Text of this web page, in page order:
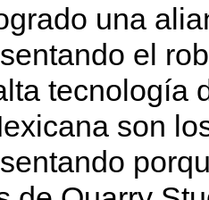
una
el
tecnología
son